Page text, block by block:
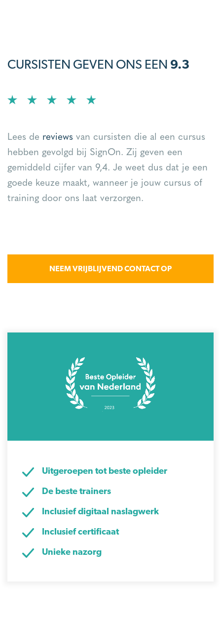
CURSISTEN GEVEN ONS EEN 9.3
Lees de reviews van cursisten die al een cursus
hebben gevolgd bij SignOn. Zij geven een
gemiddeld cijfer van 9,4. Je weet dus dat je een
goede keuze maakt, wanneer je jouw cursus of
training door ons laat verzorgen.
NEEM VRIJBLIJVEND CONTACT OP
Uitgeroepen tot beste opleider
De beste trainers
Inclusief digitaal naslagwerk
Inclusief certificaat
Unieke nazorg